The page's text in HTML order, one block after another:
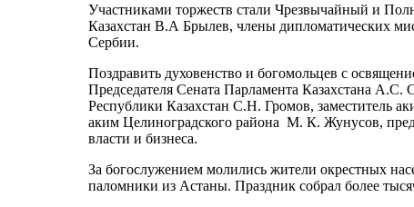
Участниками торжеств стали Чрезвычайный и
Казахстан В.А Брылев, члены дипломатических
Сербии.
Поздравить духовенство и богомольцев с
Председателя Сената Парламента Казахстана А.С.
Республики Казахстан С.Н. Громов, заместитель
аким Целиноградского района М. К. Жунусов,
власти и бизнеса.
За богослужением молились жители окрестных
паломники из Астаны. Праздник собрал более